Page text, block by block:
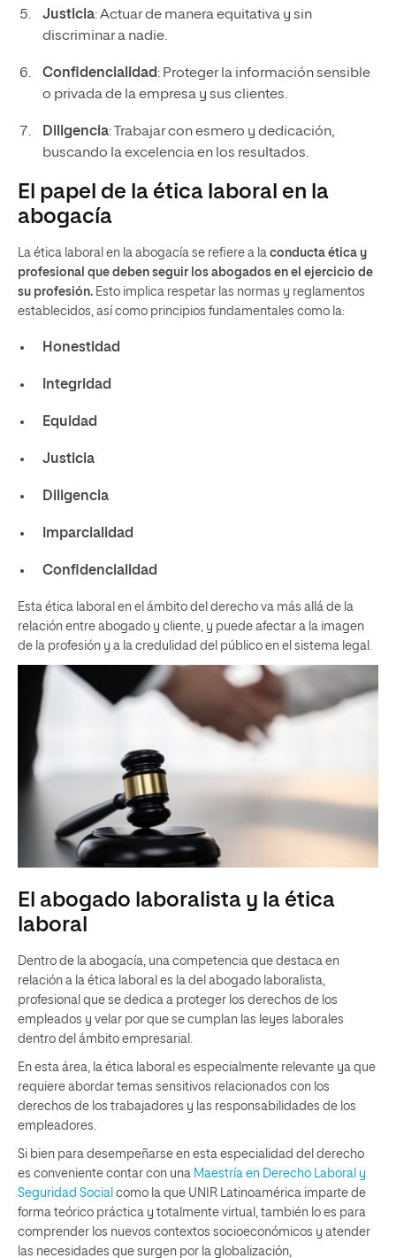
Justicia: Actuar de manera equitativa y sin
discriminar a nadie.
Confidencialidad: Proteger la información sensible
o privada de la empresa y sus clientes.
Diligencia: Trabajar con esmero y dedicación,
buscando la excelencia en los resultados.
El papel de la ética laboral en la
abogacía
La ética laboral en la abogacía se refiere a la conducta ética y
profesional que deben seguir los abogados en el ejercicio de
su profesión. Esto implica respetar las normas y reglamentos
establecidos, así como principios fundamentales como la:
Honestidad
Integridad
Equidad
Justicia
Diligencia
Imparcialidad
Confidencialidad
Esta ética laboral en el ámbito del derecho va más allá de la
relación entre abogado y cliente, y puede afectar a la imagen
de la profesión y a la credulidad del público en el sistema legal.
El abogado laboralista y la ética
laboral
Dentro de la abogacía, una competencia que destaca en
relación a la ética laboral es la del abogado laboralista,
profesional que se dedica a proteger los derechos de los
empleados y velar por que se cumplan las leyes laborales
dentro del ámbito empresarial.
En esta área, la ética laboral es especialmente relevante ya que
requiere abordar temas sensitivos relacionados con los
derechos de los trabajadores y las responsabilidades de los
empleadores.
Si bien para desempeñarse en esta especialidad del derecho
es conveniente contar con una Maestría en Derecho Laboral y
Seguridad Social como la que UNIR Latinoamérica imparte de
forma teórico práctica y totalmente virtual, también lo es para
comprender los nuevos contextos socioeconómicos y atender
las necesidades que surgen por la globalización,